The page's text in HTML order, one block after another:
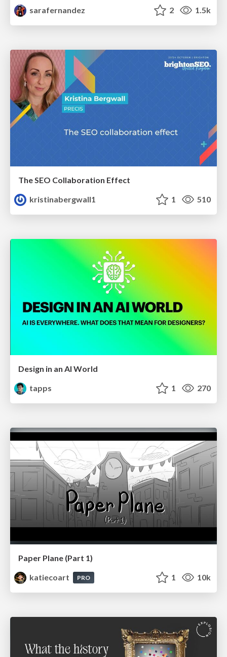
sarafernandez
2 1.5k
The SEO Collaboration Effect
kristinabergwall1
1 510
Design in an AI World
tapps
1 270
Paper Plane (Part 1)
katiecoart
PRO 1 10k